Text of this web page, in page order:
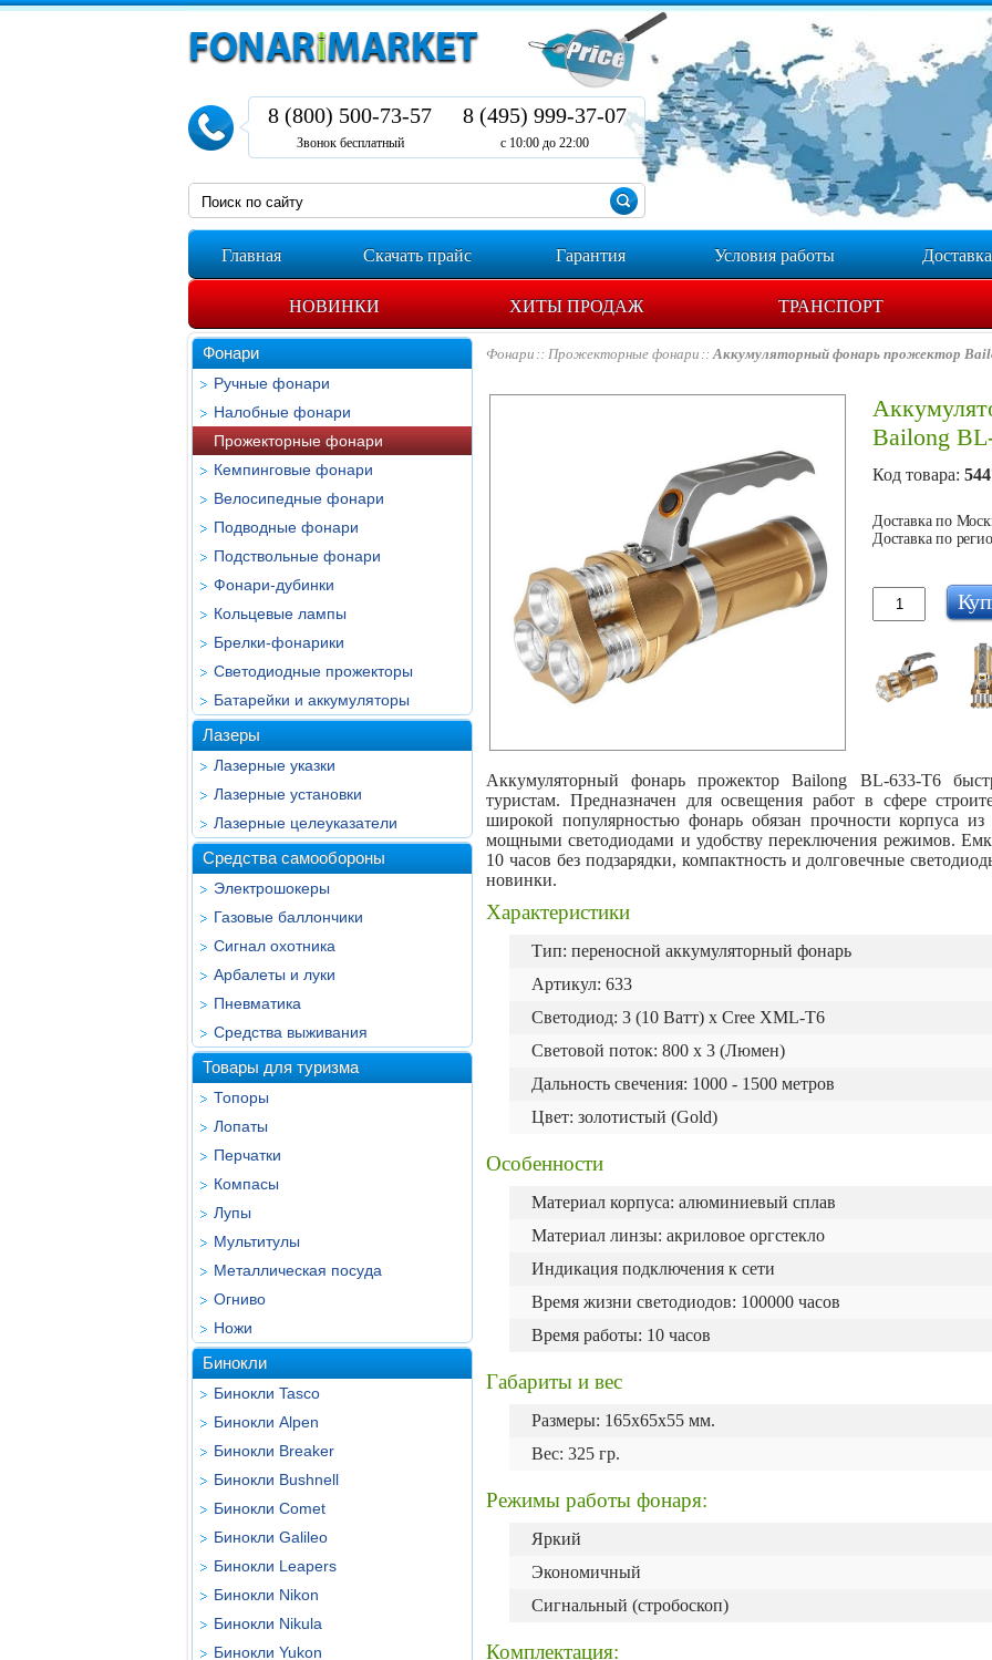
8 (800) 500-73-57
Звонок бесплатный
8 (495) 999-37-07
с 10:00 до 22:00
Главная Скачать прайс Гарантия Условия работы Доставка
НОВИНКИ ХИТЫ ПРОДАЖ ТРАНСПОРТ
Фонари
Ручные фонари
Налобные фонари
Прожекторные фонари
Кемпинговые фонари
Велосипедные фонари
Подводные фонари
Подствольные фонари
Фонари-дубинки
Кольцевые лампы
Брелки-фонарики
Светодиодные прожекторы
Батарейки и аккумуляторы
Лазеры
Лазерные указки
Лазерные установки
Лазерные целеуказатели
Средства самообороны
Электрошокеры
Газовые баллончики
Сигнал охотника
Арбалеты и луки
Пневматика
Средства выживания
Товары для туризма
Топоры
Лопаты
Перчатки
Компасы
Лупы
Мультитулы
Металлическая посуда
Огниво
Ножи
Бинокли
Бинокли Tasco
Бинокли Alpen
Бинокли Breaker
Бинокли Bushnell
Бинокли Comet
Бинокли Galileo
Бинокли Leapers
Бинокли Nikon
Бинокли Nikula
Бинокли Yukon
Фонари Прожекторные фонари Аккумуляторный фонарь прожектор
Bailong
Код товара:
Доставка по
Доставка по
Аккумуляторный фонарь прожектор Bailong BL-633-T6
туристам. Предназначен для освещения работ в сфере
широкой популярностью фонарь обязан прочности корпуса
мощными светодиодами и удобству переключения режимов.
10 часов без подзарядки, компактность и долговечные
новинки.
Характеристики
Тип: переносной аккумуляторный фонарь
Артикул: 633
Светодиод: 3 (10 Ватт) х Cree XML-T6
Световой поток: 800 х 3 (Люмен)
Дальность свечения: 1000 - 1500 метров
Цвет: золотистый (Gold)
Особенности
Материал корпуса: алюминиевый сплав
Материал линзы: акриловое оргстекло
Индикация подключения к сети
Время жизни светодиодов: 100000 часов
Время работы: 10 часов
Габариты и вес
Размеры: 165х65х55 мм.
Вес: 325 гр.
Режимы работы фонаря:
Яркий
Экономичный
Сигнальный (стробоскоп)
Комплектация: